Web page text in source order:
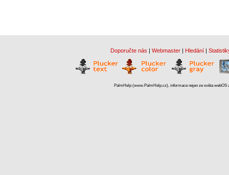
Doporučte nás | Webmaster | Hledání |
PalmHelp (www.PalmHelp.cz), informace nejen ze světa